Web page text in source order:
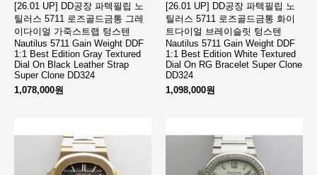
[26.01 UP] DD공장 파텍필립 노
틸러스 5711 로즈골드금통 그레
이다이얼 가죽스트랩 텅스텐
Nautilus 5711 Gain Weight DDF
1:1 Best Edition Gray Textured
Dial On Black Leather Strap
Super Clone DD324
1,078,000원
[26.01 UP] DD공장 파텍필립 노
틸러스 5711 로즈골드금통 화이
트다이얼 브레이슬릿 텅스텐
Nautilus 5711 Gain Weight DDF
1:1 Best Edition White Textured
Dial On RG Bracelet Super Clone
DD324
1,098,000원